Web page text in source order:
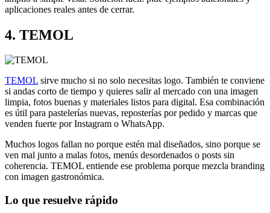
aplicaciones reales antes de cerrar.
4. TEMOL
TEMOL sirve mucho si no solo necesitas logo. También te conviene
si andas corto de tiempo y quieres salir al mercado con una imagen
limpia, fotos buenas y materiales listos para digital. Esa combinación
es útil para pastelerías nuevas, reposterías por pedido y marcas que
venden fuerte por Instagram o WhatsApp.
Muchos logos fallan no porque estén mal diseñados, sino porque se
ven mal junto a malas fotos, menús desordenados o posts sin
coherencia. TEMOL entiende ese problema porque mezcla branding
con imagen gastronómica.
Lo que resuelve rápido